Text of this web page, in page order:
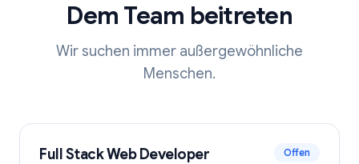
Dem Team beitreten
Wir suchen immer außergewöhnliche
Menschen.
Full Stack Web Developer Offen